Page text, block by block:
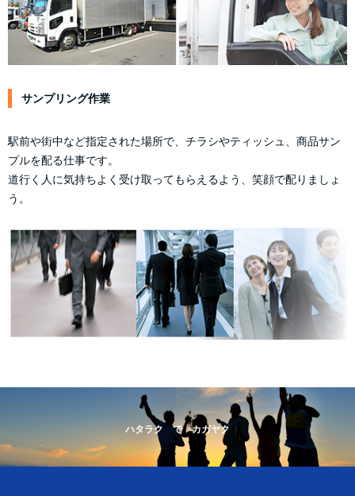
サンプリング作業
駅前や街中など指定された場所で、チラシやティッシュ、商品サン
プルを配る仕事です。
道行く人に気持ちよく受け取ってもらえるよう、笑顔で配りましょ
う。
ハタラク で カガヤク